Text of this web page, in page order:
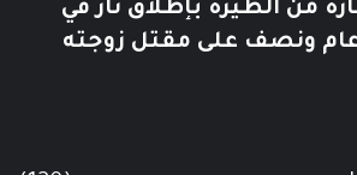
من الطيرة بإطلاق نار في
ونصف على مقتل زوجته